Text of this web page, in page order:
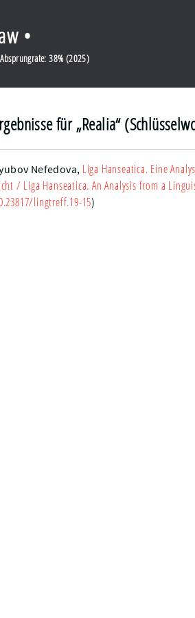
•
38% (2025)
für „Realia“
Nefedova, Liga Hanseatica. Eine
/ Liga Hanseatica. An Analysis from a
lingtreff.19-15)